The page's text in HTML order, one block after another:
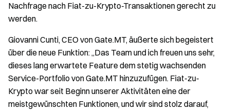
Nachfrage nach Fiat-zu-Krypto-Transaktionen gerecht zu
werden.
Giovanni Cunti, CEO von Gate.MT, äußerte sich begeistert
über die neue Funktion: „Das Team und ich freuen uns sehr,
dieses lang erwartete Feature dem stetig wachsenden
Service-Portfolio von Gate.MT hinzuzufügen. Fiat-zu-
Krypto war seit Beginn unserer Aktivitäten eine der
meistgewünschten Funktionen, und wir sind stolz darauf,